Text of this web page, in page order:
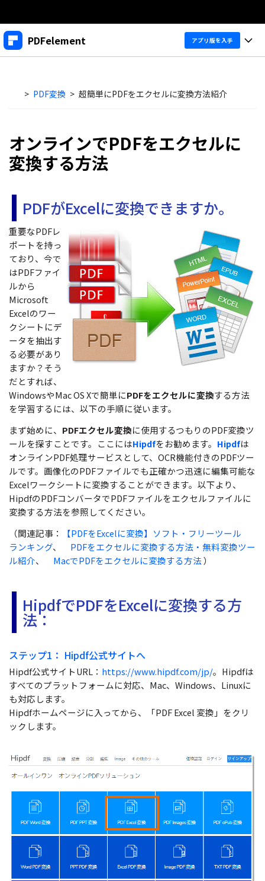
製品
企業情報
サポート
PDFelement アプリ版を入手
デスクトップ
PDFelement Mac版
PDFelement iOS版
PDFelement Android版
Cloud
PDFelement Cloud
PDF オンラインツール
PDF を Excel に変換
PDF を圧縮
PDF を結合
PDF をトリミング
他のオンラインツール
製品機能
PDF 作成
PDF 編集
PDF フォーム
OCR
PDF 整理
PDF 結合
PDF 圧縮
ページ処理
トリミング
一括処理
共有・保護
PDF 共有
PDF データ抽出
PDF 保護
PDF 電子署名
閲覧・活用
PDF 注釈
PDF 翻訳
AI ツール
個人向け
法人向け
教育向け
製品ガイド
Macユーザー向け
iOSユーザー向け
アップグレード！
ヘルプ＆リソース
PDFに関するコツ
士業に役立つ
教育現場で活用
確定申告
テレワークに関する
活用Tips
活用教室
役立つPDFテンプレート
PowerPointテンプレート
年賀状テンプレート
履歴書テンプレート
動画で学ぶ
サポート
よくある質問
お問い合わせ
050-3066-4378
月~金 10:00-13:00 / 15:00-19:30
ユーザーの声
私たちをフォロー
無料ダウンロード 購入する
ログイン
検索
> PDF変換 > 超簡単にPDFをエクセルに変換方法紹介
オンラインでPDFをエクセルに
変換する方法
PDFがExcelに変換できますか。
重要なPDFレ
ポートを持っ
ており、今で
はPDFファイ
ルから
Microsoft
Excelのワー
クシートにデ
ータを抽出す
る必要があり
ますか？そう
だとすれば、
WindowsやMac OS Xで簡単にPDFをエクセルに変換する方法
を学習するには、以下の手順に従います。
まず始めに、 PDFエクセル変換に使用するつもりのPDF変換ツ
ールを探すことです。ここにはHipdfをお勧めます。 Hipdfは
オンラインPDF処理サービスとして、OCR機能付きのPDFツー
ルです。画像化のPDFファイルでも正確かつ迅速に編集可能な
Excelワークシートに変換することができます。以下より、
HipdfのPDFコンバータでPDFファイルをエクセルファイルに
変換する方法を参照してください。
（関連記事：
【PDFをExcelに変換】ソフト・フリーツール
ランキング、 PDFをエクセルに変換する方法・無料変換ツー
ル紹介、 MacでPDFをエクセルに変換する方法）
HipdfでPDFをExcelに変換する方
法：
ステップ1： Hipdf公式サイトへ
Hipdf公式サイトURL： https://www.hipdf.com/jp/。Hipdfは
すべてのプラットフォームに対応、Mac、Windows、Linuxに
も対応します。
Hipdfホームページに入ってから、「PDF Excel 変換」をクリ
ックします。